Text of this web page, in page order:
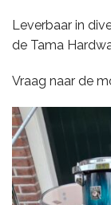
DRUMS
ORCHESTRA EN
CYMBALS
Leverbaar in
de Tama
Vraag naar de